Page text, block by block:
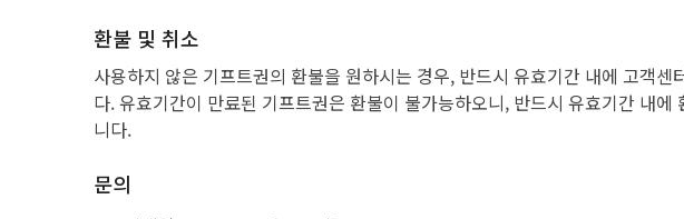
환불 및 취소
사용하지 않은 기프트권의 환불을 원하시는 경우, 반드시 유효기간 내에 고객센
다. 유효기간이 만료된 기프트권은 환불이 불가능하오니, 반드시 유효기간 내에
니다.
문의